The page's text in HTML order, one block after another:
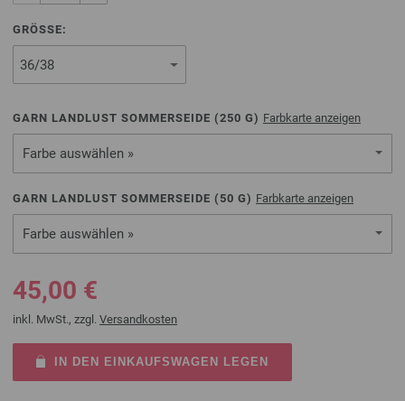
GRÖSSE:
GARN LANDLUST SOMMERSEIDE (250 G) Farbkarte anzeigen
Farbe auswählen »
GARN LANDLUST SOMMERSEIDE ( 50 G) Farbkarte anzeigen
Farbe auswählen »
45,00 €
inkl. MwSt., zzgl. Versandkosten
IN DEN EINKAUFSWAGEN LEGEN